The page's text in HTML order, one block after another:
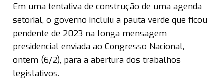
Em uma tentativa de construção de uma agenda
setorial, o governo incluiu a pauta verde que ficou
pendente de 2023 na longa mensagem
presidencial enviada ao Congresso Nacional,
ontem (6/2), para a abertura dos trabalhos
legislativos.